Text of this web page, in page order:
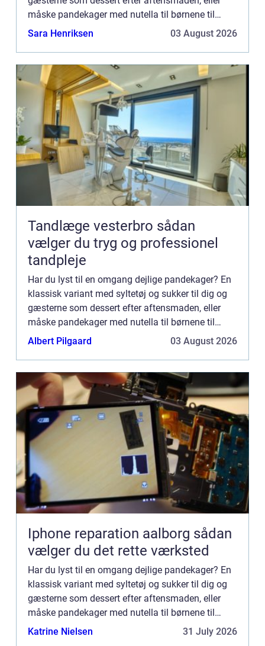
måske pandekager med nutella til børnene til
frokosthygge? Det kan også ...
Sara Henriksen 03 August 2026
Tandlæge vesterbro sådan
vælger du tryg og professionel
tandpleje
Har du lyst til en omgang dejlige pandekager? En
klassisk variant med syltetøj og sukker til dig og
gæsterne som dessert efter aftensmaden, eller
måske pandekager med nutella til børnene til
frokosthygge? Det kan også ...
Albert Pilgaard 03 August 2026
Iphone reparation aalborg sådan
vælger du det rette værksted
Har du lyst til en omgang dejlige pandekager? En
klassisk variant med syltetøj og sukker til dig og
gæsterne som dessert efter aftensmaden, eller
måske pandekager med nutella til børnene til
frokosthygge? Det kan også ...
Katrine Nielsen 31 July 2026